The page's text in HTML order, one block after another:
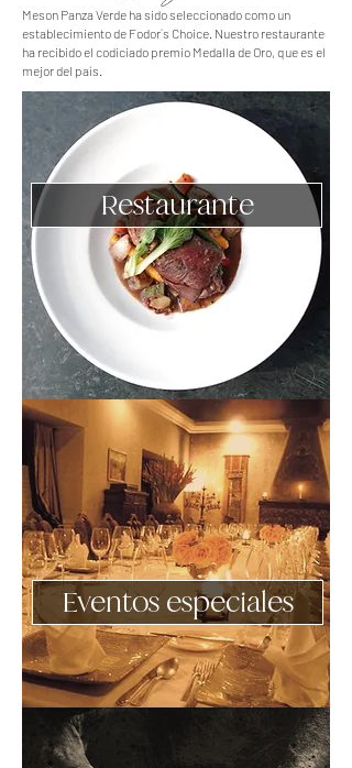
Meson Panza Verde ha sido seleccionado como un
establecimiento de Fodor´s Choice. Nuestro restaurante
ha recibido el codiciado premio Medalla de Oro, que es el
mejor del país.
Restaurante
Eventos especiales